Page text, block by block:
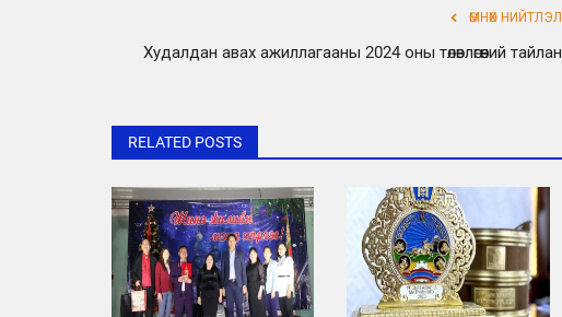
ӨМНӨХ НИЙТЛЭЛ
Худалдан авах ажиллагааны 2024 оны төлөвлөгөөний тайлан
RELATED POSTS